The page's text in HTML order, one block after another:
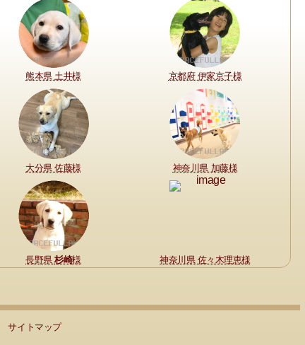
熊本県 土井様 京都府 伊家京子様
大分県 佐藤様 神奈川県 加藤様
長野県杉崎様 神奈川県 佐々木理恵様
サイトマップ